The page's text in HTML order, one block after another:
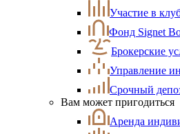
Участие в
Фонд Signet
Брокерские
Управление
Срочный
Вам может пригодиться
Аренда